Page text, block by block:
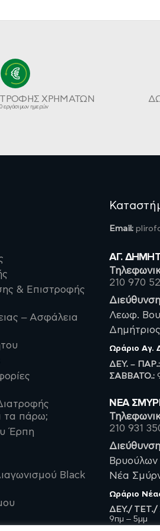
–
Τόνωση
για
Σύσφιξη
Καρδιάς-
Μέταλλα
ΧΡΗΜΑΤΩΝ
εργάσιμων ημερών
& Επιστροφής
– Ασφάλεια
τα πάρω;
Έρπη
Black
Email:
ΑΓ.
210 970
Λεωφ.
ΩράριοΑγ.
ΔΕΥ. – ΠΑΡ.:
ΣΑΒBATO.:
ΝΈΑ
210 931
Βρυούλων
Νέα
Ωράριο
ΔΕΥ./ ΤΕΤ./
9πμ – 5μμ